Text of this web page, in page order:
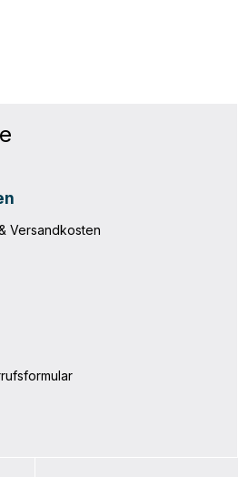
Versandkosten